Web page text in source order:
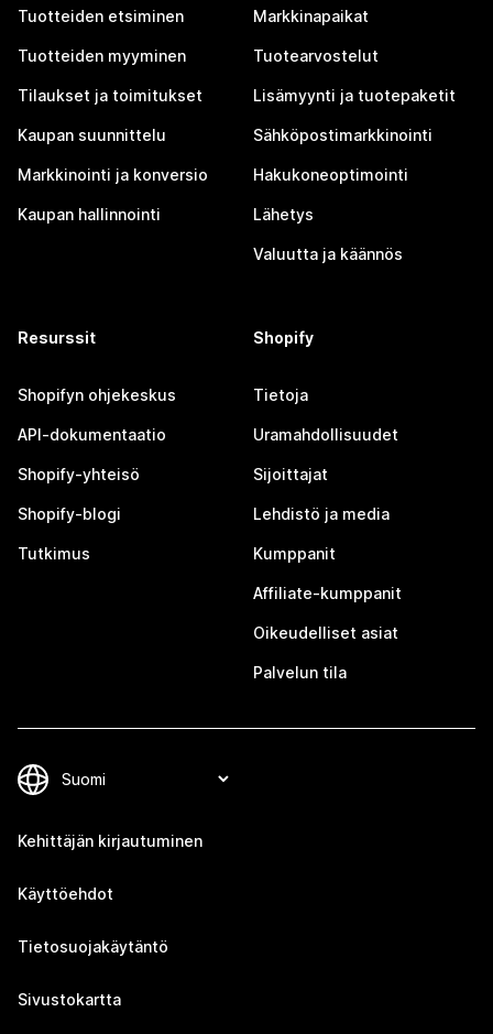
Tuotteiden etsiminen
Tuotteiden myyminen
Tilaukset ja toimitukset
Kaupan suunnittelu
Markkinointi ja konversio
Kaupan hallinnointi
Markkinapaikat
Tuotearvostelut
Lisämyynti ja tuotepaketit
Sähköpostimarkkinointi
Hakukoneoptimointi
Lähetys
Valuutta ja käännös
Resurssit
Shopifyn ohjekeskus
API-dokumentaatio
Shopify-yhteisö
Shopify-blogi
Tutkimus
Shopify
Tietoja
Uramahdollisuudet
Sijoittajat
Lehdistö ja media
Kumppanit
Affiliate-kumppanit
Oikeudelliset asiat
Palvelun tila
Kehittäjän kirjautuminen
Käyttöehdot
Tietosuojakäytäntö
Sivustokartta